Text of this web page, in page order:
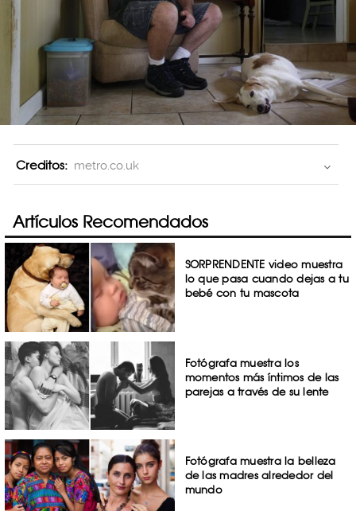
Creditos: metro.co.uk
Artículos Recomendados
SORPRENDENTE video muestra
lo que pasa cuando dejas a tu
bebé con tu mascota
Fotógrafa muestra los
momentos más íntimos de las
parejas a través de su lente
Fotógrafa muestra la belleza
de las madres alrededor del
mundo